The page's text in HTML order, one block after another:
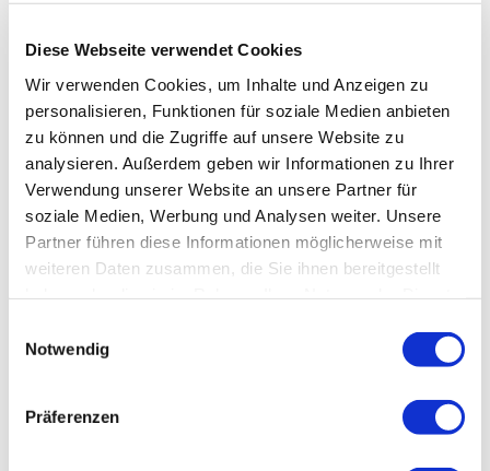
Diese Webseite verwendet Cookies
Wir verwenden Cookies, um Inhalte und Anzeigen zu
personalisieren, Funktionen für soziale Medien anbieten
zu können und die Zugriffe auf unsere Website zu
analysieren. Außerdem geben wir Informationen zu Ihrer
Verwendung unserer Website an unsere Partner für
soziale Medien, Werbung und Analysen weiter. Unsere
Partner führen diese Informationen möglicherweise mit
weiteren Daten zusammen, die Sie ihnen bereitgestellt
Notwendig
Präferenzen
Tipp des Autors
Anfahrt
Parken
Literatur
Karten